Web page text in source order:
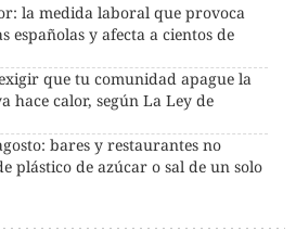
la medida laboral que provoca
españolas y afecta a cientos de
que tu comunidad apague la
hace calor, según La Ley de
bares y restaurantes no
plástico de azúcar o sal de un solo